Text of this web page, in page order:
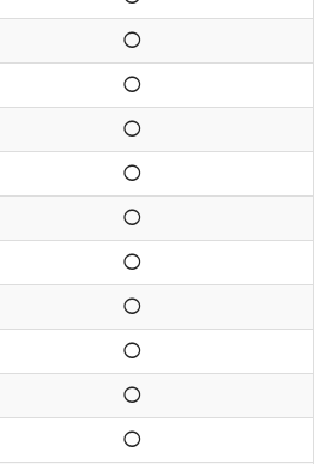
◯
◯
◯
◯
◯
◯
◯
◯
◯
◯